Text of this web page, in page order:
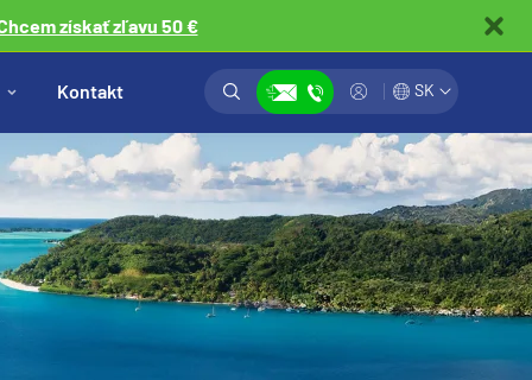
získať zľavu 50 €
Kontakt VyhľadávanieZobraziť kontakty
Prihlásiť
SK